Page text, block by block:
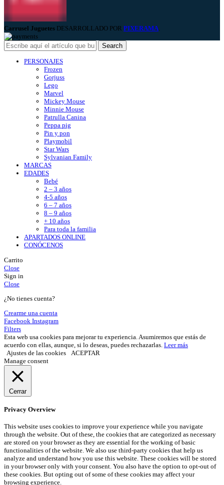
Carrusel Juguetes DESARROLLADO POR PIXERAMA
Search
PERSONAJES
Frozen
Gorjuss
Lego
Marvel
Mickey Mouse
Minnie Mouse
Patrulla Canina
Peppa pig
Pin y pon
Playmobil
Star Wars
Sylvanian Family
MARCAS
EDADES
Bebé
2 – 3 años
4-5 años
6 – 7 años
8 – 9 años
+ 10 años
Para toda la familia
APARTADOS ONLINE
CONÓCENOS
Carrito
Close
Sign in
Close
¿No tienes cuenta?
Crearme una cuenta
Facebook Instagram
Filters
Esta web usa cookies para mejorar tu experiencia. Asumiremos que estás de
acuerdo con ellas, aunque, si lo deseas, puedes rechazarlas. Leer más
Ajustes de las cookies
ACEPTAR
Manage consent
Cerrar
Privacy Overview
This website uses cookies to improve your experience while you navigate
through the website. Out of these, the cookies that are categorized as necessary
are stored on your browser as they are essential for the working of basic
functionalities of the website. We also use third-party cookies that help us
analyze and understand how you use this website. These cookies will be stored
in your browser only with your consent. You also have the option to opt-out of
these cookies. But opting out of some of these cookies may affect your
browsing experience.